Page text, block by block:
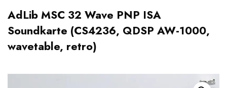
AdLib MSC 32 Wave PNP ISA
Soundkarte (CS4236, QDSP AW-1000,
wavetable, retro)